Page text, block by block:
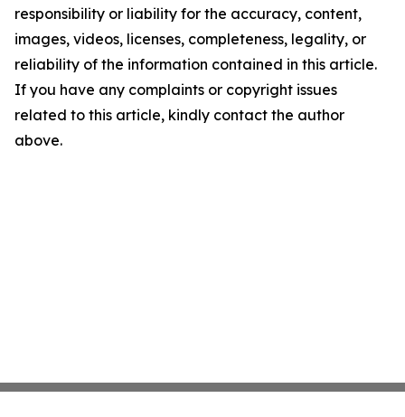
responsibility or liability for the accuracy, content,
images, videos, licenses, completeness, legality, or
reliability of the information contained in this article.
If you have any complaints or copyright issues
related to this article, kindly contact the author
above.